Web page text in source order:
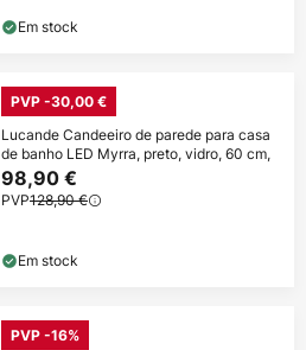
Em stock
PVP -30,00 €
Lucande Candeeiro de parede para casa
de banho LED Myrra, preto, vidro, 60 cm,
98,90 €
PVP128,90 €
Em stock
PVP -16%